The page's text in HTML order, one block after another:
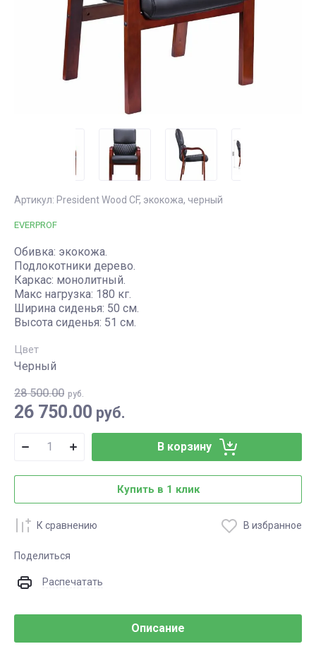
3-местные офисные
диваны
НАСТОЛЬНЫЕ
СВЕТИЛЬНИКИ
презентаций
Табуреты для
работы
дома
Пластиковая
мебель для
сада и
Allibert
ЗОНА
Садовые
кашпо
Садовые
скамейки
Артикул: President Wood CF, экокожа, черный
EVERPROF
Обивка: экокожа.
Подлокотники дерево.
Каркас: монолитный.
Макс нагрузка: 180 кг.
Ширина сиденья: 50 см.
Высота сиденья: 51 см.
Цвет
Черный
28 500.00 руб.
26 750.00 руб.
В корзину
Купить в 1 клик
К сравнению В избранное
Поделиться
Распечатать
Описание